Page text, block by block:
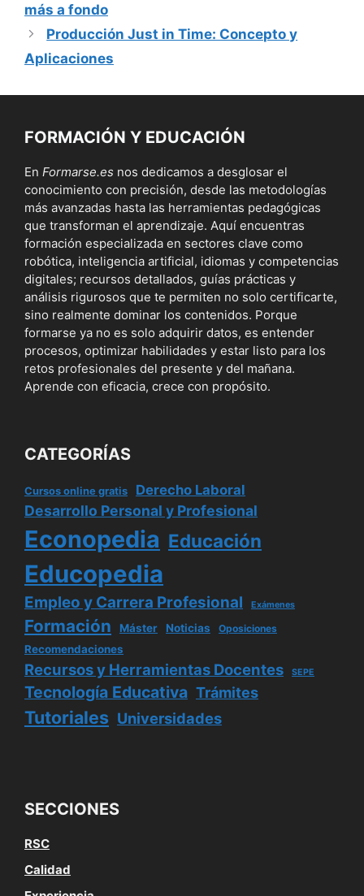
más a fondo
Producción Just in Time: Concepto y
Aplicaciones
FORMACIÓN Y EDUCACIÓN
En Formarse.es nos dedicamos a desglosar el
conocimiento con precisión, desde las metodologías
más avanzadas hasta las herramientas pedagógicas
que transforman el aprendizaje. Aquí encuentras
formación especializada en sectores clave como
robótica, inteligencia artificial, idiomas y competencias
digitales; recursos detallados, guías prácticas y
análisis rigurosos que te permiten no solo certificarte,
sino realmente dominar los contenidos. Porque
formarse ya no es solo adquirir datos, es entender
procesos, optimizar habilidades y estar listo para los
retos profesionales del presente y del mañana.
Aprende con eficacia, crece con propósito.
CATEGORÍAS
Cursos online gratis Derecho Laboral
Desarrollo Personal y Profesional
Econopedia Educación
Educopedia
Empleo y Carrera Profesional Exámenes
Formación Máster Noticias Oposiciones
Recomendaciones
Recursos y Herramientas Docentes SEPE
Tecnología Educativa Trámites
Tutoriales Universidades
SECCIONES
RSC
Calidad